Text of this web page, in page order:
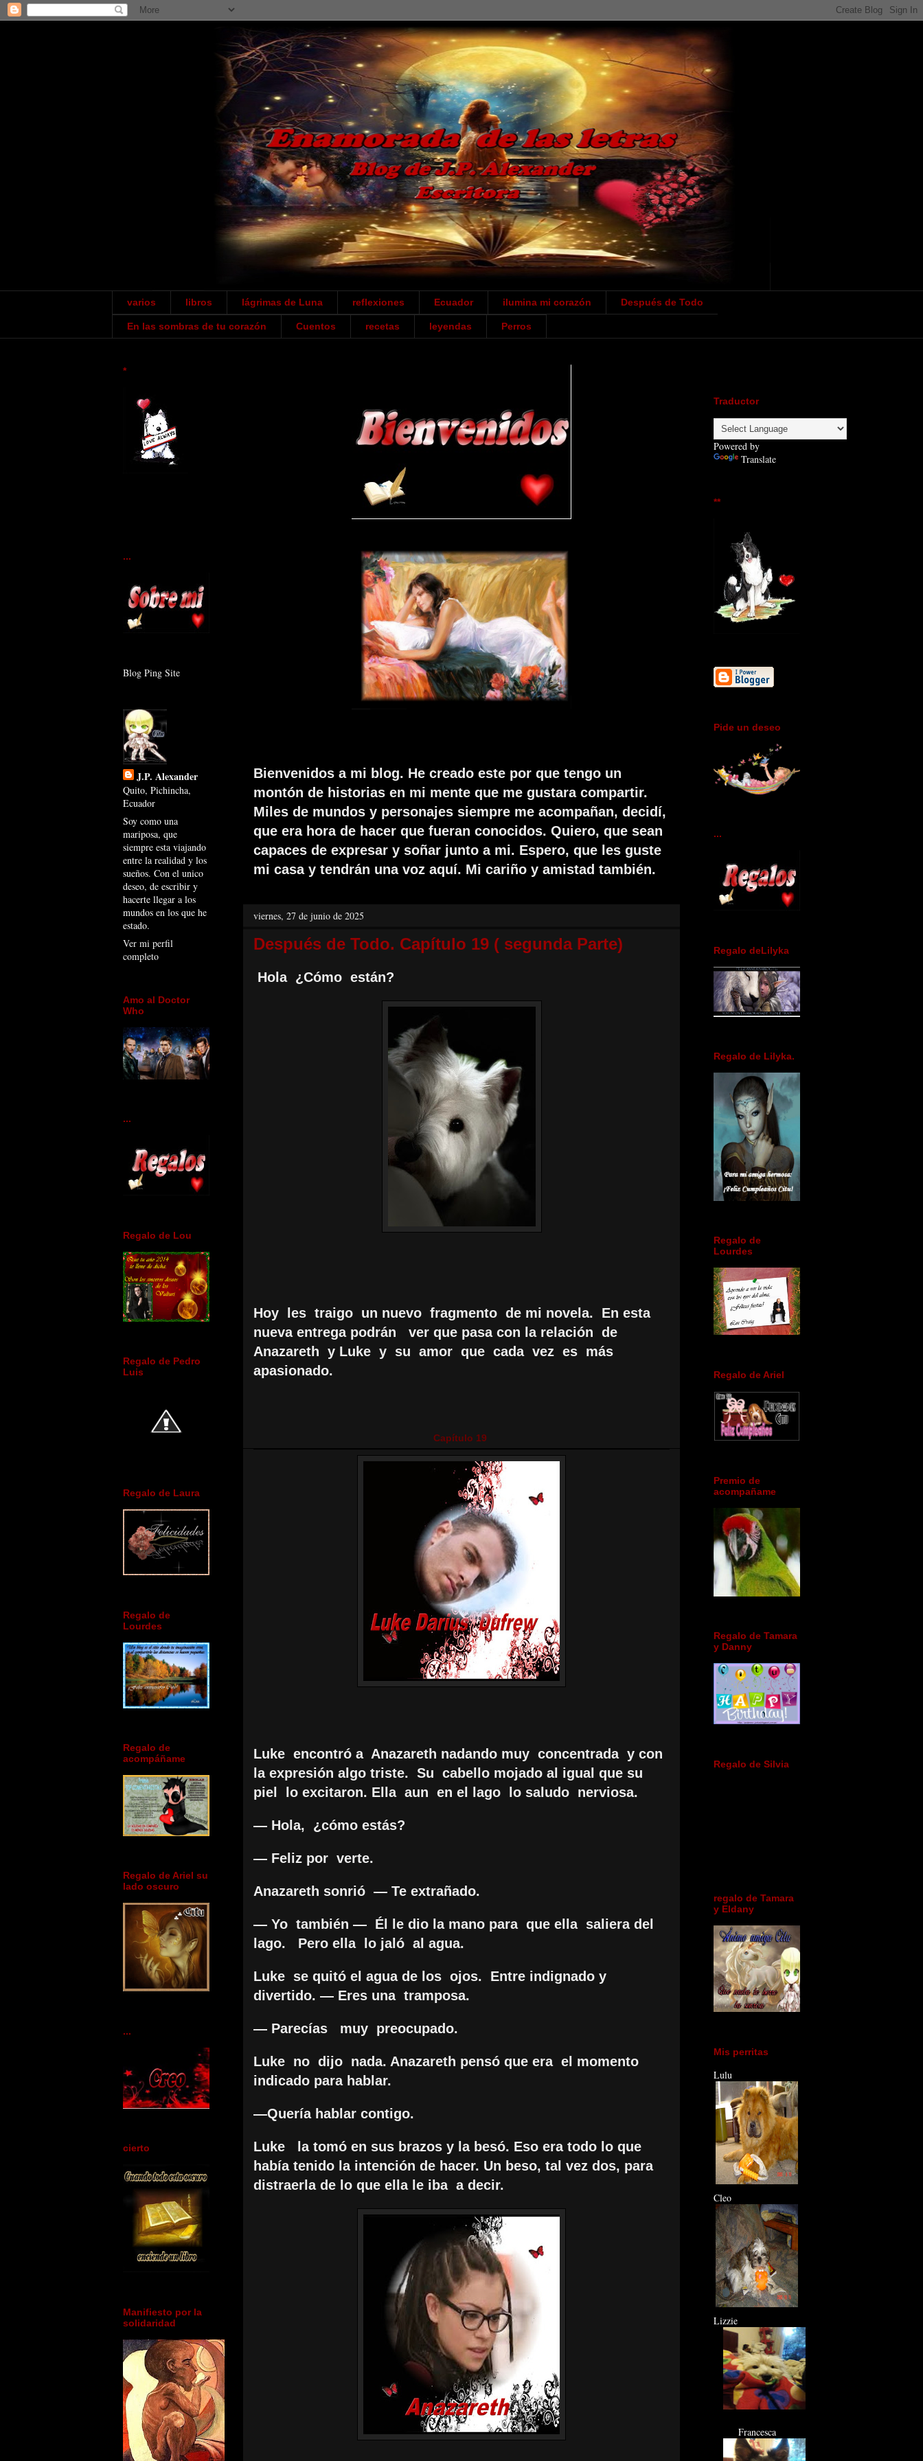
varios libros lágrimas de Luna reflexiones Ecuador ilumina mi corazón Después de Todo
En las sombras de tu corazón Cuentos recetas leyendas Perros
Bienvenidos a mi blog. He creado este por que tengo un
montón de historias en mi mente que me gustara compartir.
Miles de mundos y personajes siempre me acompañan, decidí,
que era hora de hacer que fueran conocidos. Quiero, que sean
capaces de expresar y soñar junto a mi. Espero, que les guste
mi casa y tendrán una voz aquí. Mi cariño y amistad también.
viernes, 27 de junio de 2025
Después de Todo. Capítulo 19 ( segunda Parte)
Hola ¿Cómo están?
Hoy les traigo un nuevo fragmento de mi novela. En esta
nueva entrega podrán ver que pasa con la relación de
Anazareth y Luke y su amor que cada vez es más
apasionado.
Capítulo 19
Luke encontró a Anazareth nadando muy concentrada y con
la expresión algo triste. Su cabello mojado al igual que su
piel lo excitaron. Ella aun en el lago lo saludo nerviosa.
— Hola, ¿cómo estás?
— Feliz por verte.
Anazareth sonrió — Te extrañado.
— Yo también — Él le dio la mano para que ella saliera del
lago. Pero ella lo jaló al agua.
Luke se quitó el agua de los ojos. Entre indignado y
divertido. — Eres una tramposa.
— Parecías muy preocupado.
Luke no dijo nada. Anazareth pensó que era el momento
indicado para hablar.
—Quería hablar contigo.
Luke la tomó en sus brazos y la besó. Eso era todo lo que
había tenido la intención de hacer. Un beso, tal vez dos, para
distraerla de lo que ella le iba a decir.
*
...
Blog Ping Site
J.P. Alexander
Quito, Pichincha,
Ecuador
Soy como una
mariposa, que
siempre esta viajando
entre la realidad y los
sueños. Con el unico
deseo, de escribir y
hacerte llegar a los
mundos en los que he
estado.
Ver mi perfil
completo
Amo al Doctor
Who
...
Regalo de Lou
Regalo de Pedro
Luis
Regalo de Laura
Regalo de
Lourdes
Regalo de
acompáñame
Regalo de Ariel su
lado oscuro
...
cierto
Manifiesto por la
solidaridad
Traductor
Powered by
Translate
**
Pide un deseo
...
Regalo deLilyka
Regalo de Lilyka.
Regalo de
Lourdes
Regalo de Ariel
Premio de
acompañame
Regalo de Tamara
y Danny
Regalo de Silvia
regalo de Tamara
y Eldany
Mis perritas
Lulu
Cleo
Lizzie
Francesca